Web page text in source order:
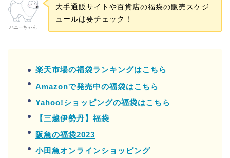
ハニーちゃん
大手通販サイトや百貨店の福袋の販売スケジ
ュールは要チェック！
楽天市場の福袋ランキングはこちら
Amazonで発売中の福袋はこちら
Yahoo!ショッピングの福袋はこちら
【三越伊勢丹】福袋
阪急の福袋2023
小田急オンラインショッピング